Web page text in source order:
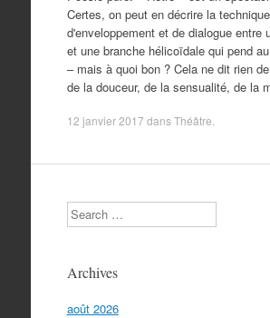
Certes, on peut en décrire la
d'enveloppement et de dialogue entre
et une branche hélicoïdale qui pend
– mais à quoi bon ? Cela ne dit rien
de la douceur, de la sensualité, de la
12 janvier 2017 dansThéâtre
Search
Archives
août 2026